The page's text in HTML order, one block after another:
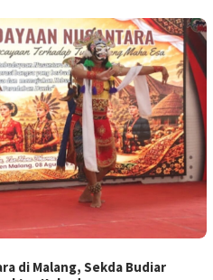
di Malang, Sekda Budiar